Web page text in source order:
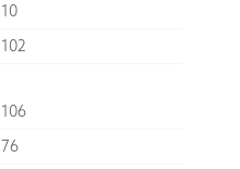
10
102
106
76